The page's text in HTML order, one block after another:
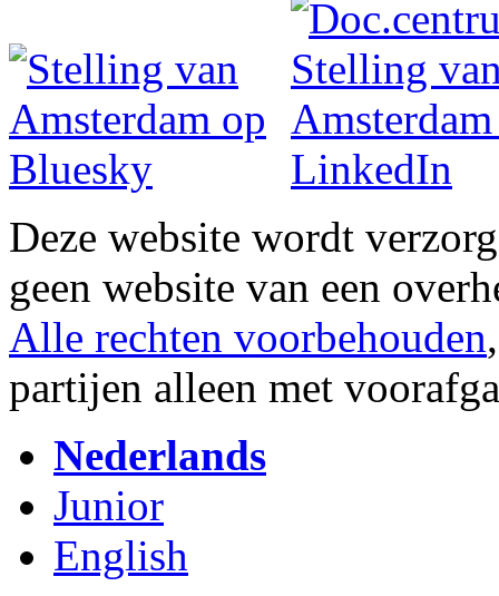
Deze website wordt
geen website van een
Alle rechten voorbehouden
partijen alleen met
Nederlands
Junior
English